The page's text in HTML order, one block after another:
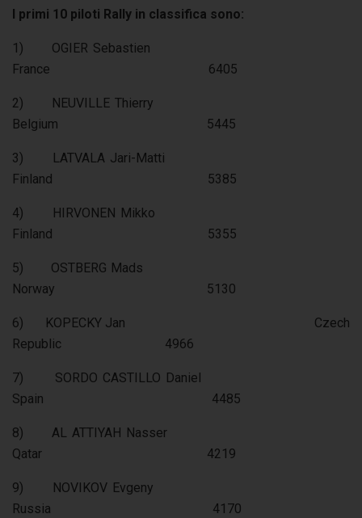
I primi 10 piloti Rally in classifica sono:
1) OGIER Sebastien
France 6405
2) NEUVILLE Thierry
Belgium 5445
3) LATVALA Jari-Matti
Finland 5385
4) HIRVONEN Mikko
Finland 5355
5) OSTBERG Mads
Norway 5130
6) KOPECKY Jan Czech
Republic 4966
7) SORDO CASTILLO Daniel
Spain 4485
8) AL ATTIYAH Nasser
Qatar 4219
9) NOVIKOV Evgeny
Russia 4170